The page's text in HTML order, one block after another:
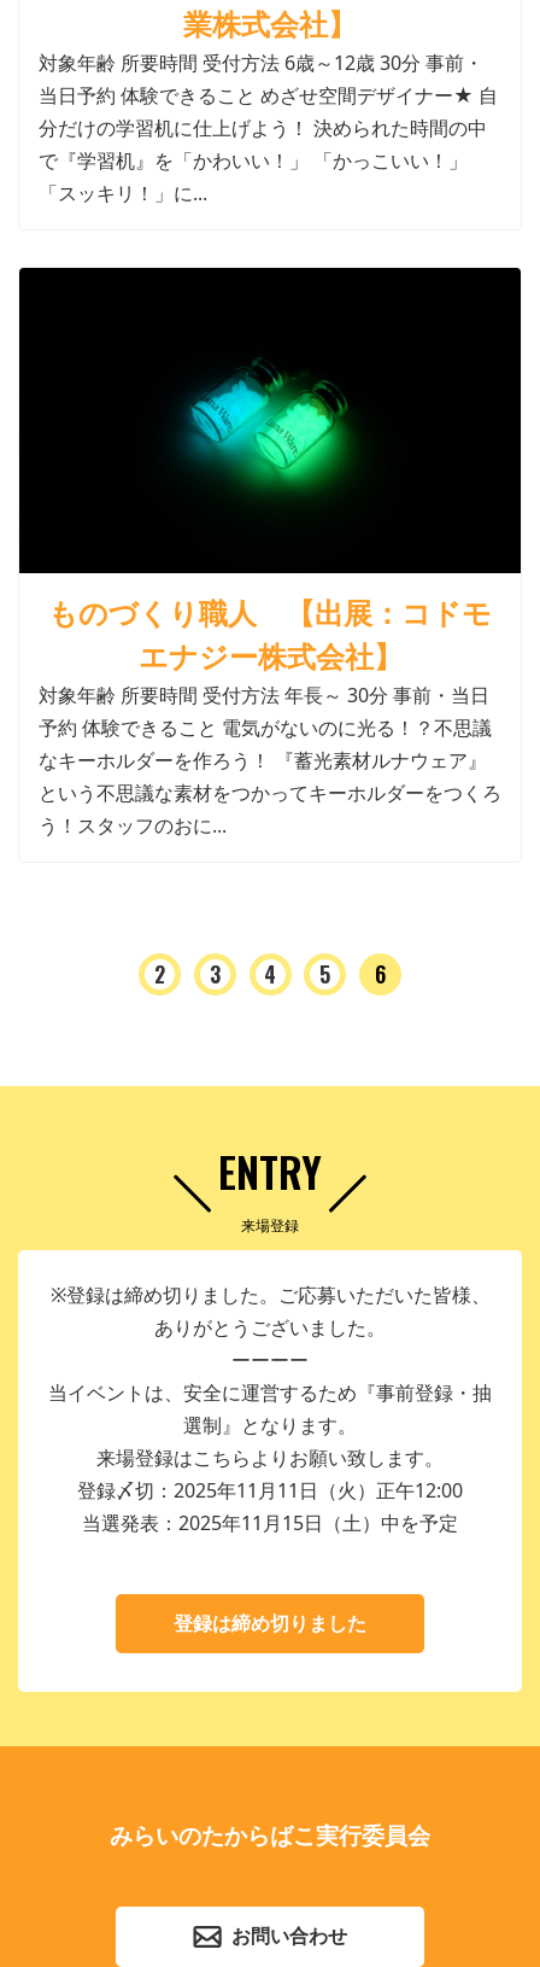
業株式会社】
対象年齢 所要時間 受付方法 6歳～12歳 30分 事前・
当日予約 体験できること めざせ空間デザイナー★ 自
分だけの学習机に仕上げよう！ 決められた時間の中
で『学習机』を「かわいい！」 「かっこいい！」
「スッキリ！」に...
ものづくり職人 【出展：コドモ
エナジー株式会社】
対象年齢 所要時間 受付方法 年長～ 30分 事前・当日
予約 体験できること 電気がないのに光る！？不思議
なキーホルダーを作ろう！ 『蓄光素材ルナウェア』
という不思議な素材をつかってキーホルダーをつくろ
う！スタッフのおに...
2 3 4 5 6
ENTRY
来場登録
※登録は締め切りました。ご応募いただいた皆様、
ありがとうございました。
ーーーー
当イベントは、安全に運営するため『事前登録・抽
選制』となります。
来場登録はこちらよりお願い致します。
登録〆切：2025年11月11日（火）正午12:00
当選発表：2025年11月15日（土）中を予定
登録は締め切りました
みらいのたからばこ実行委員会
お問い合わせ